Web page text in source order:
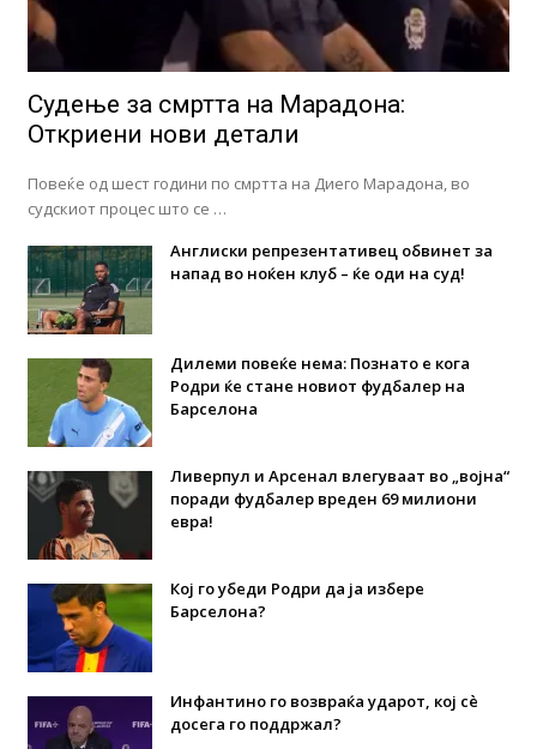
Судење за смртта на Марадона:
Откриени нови детали
Повеќе од шест години по смртта на Диего Марадона, во
судскиот процес што се …
Англиски репрезентативец обвинет за
напад во ноќен клуб – ќе оди на суд!
Дилеми повеќе нема: Познато е кога
Родри ќе стане новиот фудбалер на
Барселона
Ливерпул и Арсенал влегуваат во „војна“
поради фудбалер вреден 69 милиони
евра!
Кој го убеди Родри да ја избере
Барселона?
Инфантино го возвраќа ударот, кој сè
досега го поддржал?